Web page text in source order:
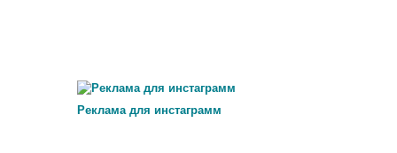
Реклама для инстаграмм